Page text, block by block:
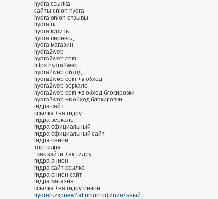
hydra ссылка
сайты onion hydra
hydra onion отзывы
hydra ru
hydra купить
hydra перевод
hydra магазин
hydra2web
hydra2web com
https hydra2web
hydra2web обход
hydra2web com +в обход
hydra2web зеркало
hydra2web com +в обход блокировки
hydra2web +в обход блокировки
гидра сайт
ссылка +на гидру
гидра зеркало
гидра официальный
гидра официальный сайт
гидра онион
тор гидра
+как зайти +на гидру
гидра анион
гидра сайт ссылка
гидра онион сайт
гидра магазин
ссылка +на гидру онион
hydraruzxpnew4af union официальный